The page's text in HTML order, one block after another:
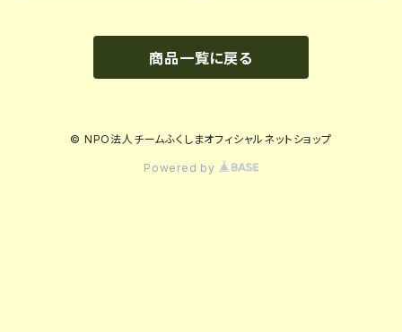
商品一覧に戻る
© NPO法人チームふくしまオフィシャルネットショップ
Powered by